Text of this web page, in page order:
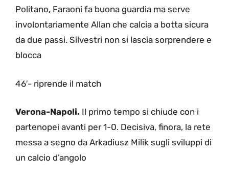
Politano, Faraoni fa buona guardia ma serve
involontariamente Allan che calcia a botta sicura
da due passi. Silvestri non si lascia sorprendere e
blocca
46′- riprende il match
Verona-Napoli. Il primo tempo si chiude con i
partenopei avanti per 1-0. Decisiva, finora, la rete
messa a segno da Arkadiusz Milik sugli sviluppi di
un calcio d’angolo